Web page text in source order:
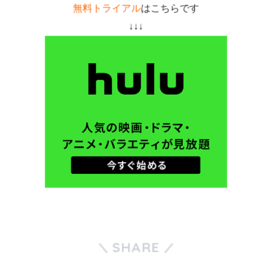
無料トライアルはこちらです
↓↓↓
SHARE